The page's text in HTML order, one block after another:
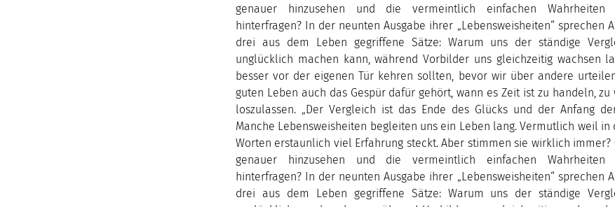
genauer hinzusehen und die vermeintlich einfachen Wahrheiten
hinterfragen? In der neunten Ausgabe ihrer „Lebensweisheiten“ sprechen
drei aus dem Leben gegriffene Sätze: Warum uns der ständige
unglücklich machen kann, während Vorbilder uns gleichzeitig wachsen
besser vor der eigenen Tür kehren sollten, bevor wir über andere
guten Leben auch das Gespür dafür gehört, wann es Zeit ist zu handeln,
loszulassen. „Der Vergleich ist das Ende des Glücks und der Anfang
Manche Lebensweisheiten begleiten uns ein Leben lang. Vermutlich weil in
Worten erstaunlich viel Erfahrung steckt. Aber stimmen sie wirklich immer?
genauer hinzusehen und die vermeintlich einfachen Wahrheiten
hinterfragen? In der neunten Ausgabe ihrer „Lebensweisheiten“ sprechen
drei aus dem Leben gegriffene Sätze: Warum uns der ständige